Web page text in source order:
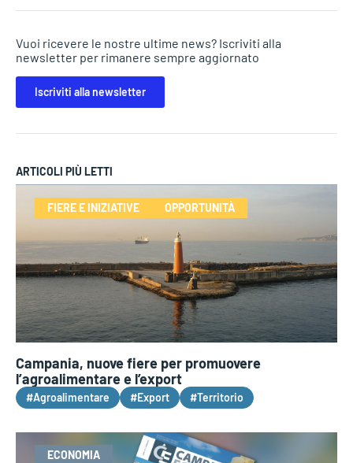
Vuoi ricevere le nostre ultime news? Iscriviti alla
newsletter per rimanere sempre aggiornato
Iscriviti alla newsletter
ARTICOLI PIÙ LETTI
FIERE E INIZIATIVE OPPORTUNITÀ
Campania, nuove fiere per promuovere
l’agroalimentare e l’export
#Agroalimentare #Export #Territorio
ECONOMIA